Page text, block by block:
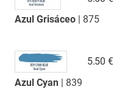
Azul Grisáceo| 875
Azul Cyan| 839
5.50 €